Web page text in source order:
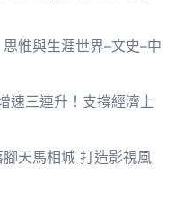
惟與生涯世界–文史–中
速三連升！支撐經濟上
腳天馬相城 打造影視風